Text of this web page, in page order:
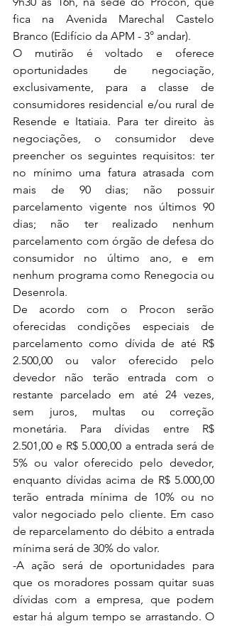
fica na Avenida Marechal Castelo
Branco (Edifício da APM - 3° andar).
O mutirão é voltado e oferece
oportunidades de negociação,
exclusivamente, para a classe de
consumidores residencial e/ou rural de
Resende e Itatiaia. Para ter direito às
negociações, o consumidor deve
preencher os seguintes requisitos: ter
no mínimo uma fatura atrasada com
mais de 90 dias; não possuir
parcelamento vigente nos últimos 90
dias; não ter realizado nenhum
parcelamento com órgão de defesa do
consumidor no último ano, e em
nenhum programa como Renegocia ou
Desenrola.
De acordo com o Procon serão
oferecidas condições especiais de
parcelamento como dívida de até R$
2.500,00 ou valor oferecido pelo
devedor não terão entrada com o
restante parcelado em até 24 vezes,
sem juros, multas ou correção
monetária. Para dívidas entre R$
2.501,00 e R$ 5.000,00 a entrada será de
5% ou valor oferecido pelo devedor,
enquanto dívidas acima de R$ 5.000,00
terão entrada mínima de 10% ou no
valor negociado pelo cliente. Em caso
de reparcelamento do débito a entrada
mínima será de 30% do valor.
-A ação será de oportunidades para
que os moradores possam quitar suas
dívidas com a empresa, que podem
estar há algum tempo se arrastando. O